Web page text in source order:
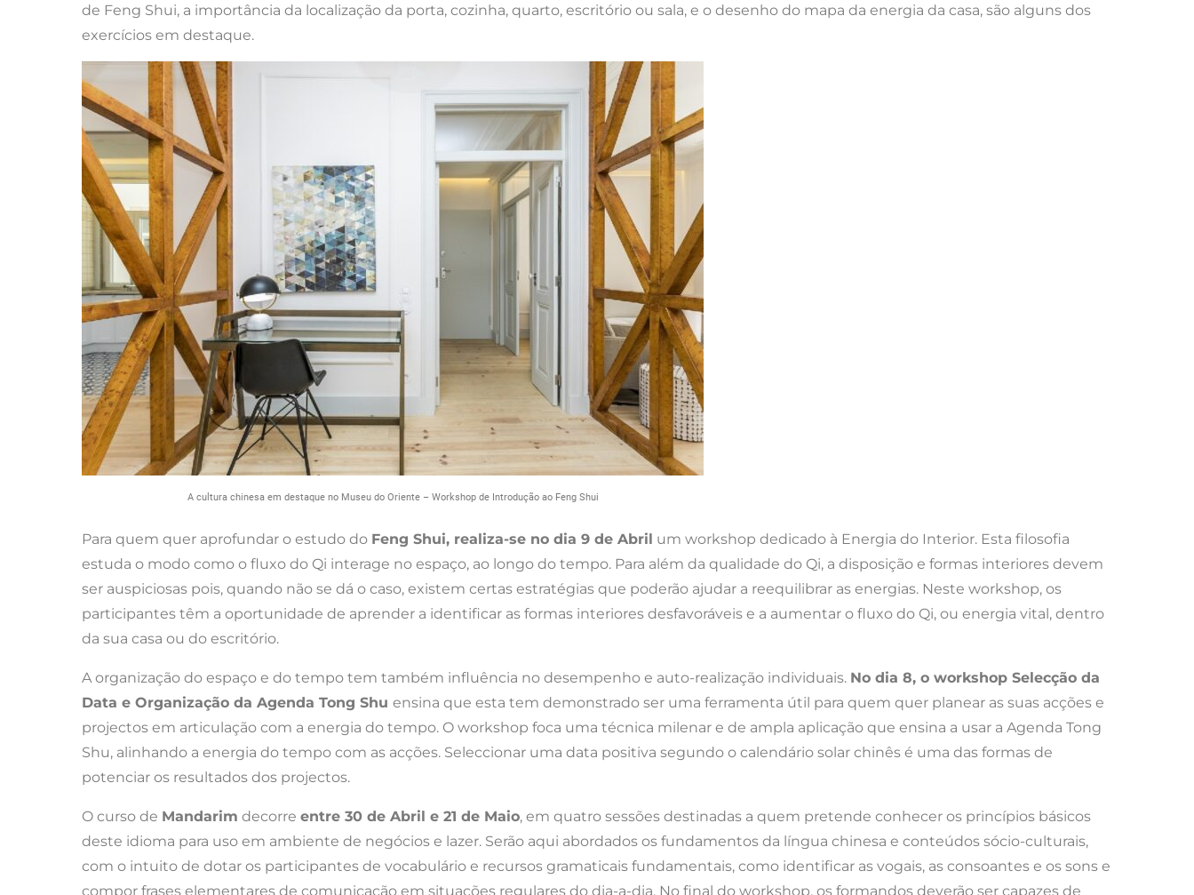
de Feng Shui, a importância da localização da porta, cozinha, quarto, escritório ou sala, e o desenho do mapa da energia da casa, são alguns dos
exercícios em destaque.
A cultura chinesa em destaque no Museu do Oriente – Workshop de Introdução ao Feng Shui
Para quem quer aprofundar o estudo do Feng Shui, realiza-se no dia 9 de Abril um workshop dedicado à Energia do Interior. Esta filosofia
estuda o modo como o fluxo do Qi interage no espaço, ao longo do tempo. Para além da qualidade do Qi, a disposição e formas interiores devem
ser auspiciosas pois, quando não se dá o caso, existem certas estratégias que poderão ajudar a reequilibrar as energias. Neste workshop, os
participantes têm a oportunidade de aprender a identificar as formas interiores desfavoráveis e a aumentar o fluxo do Qi, ou energia vital, dentro
da sua casa ou do escritório.
A organização do espaço e do tempo tem também influência no desempenho e auto-realização individuais. No dia 8, o workshop Selecção da
Data e Organização da Agenda Tong Shu ensina que esta tem demonstrado ser uma ferramenta útil para quem quer planear as suas acções e
projectos em articulação com a energia do tempo. O workshop foca uma técnica milenar e de ampla aplicação que ensina a usar a Agenda Tong
Shu, alinhando a energia do tempo com as acções. Seleccionar uma data positiva segundo o calendário solar chinês é uma das formas de
potenciar os resultados dos projectos.
O curso de Mandarim decorre entre 30 de Abril e 21 de Maio, em quatro sessões destinadas a quem pretende conhecer os princípios básicos
deste idioma para uso em ambiente de negócios e lazer. Serão aqui abordados os fundamentos da língua chinesa e conteúdos sócio-culturais,
com o intuito de dotar os participantes de vocabulário e recursos gramaticais fundamentais, como identificar as vogais, as consoantes e os sons e
compor frases elementares de comunicação em situações regulares do dia-a-dia. No final do workshop, os formandos deverão ser capazes de